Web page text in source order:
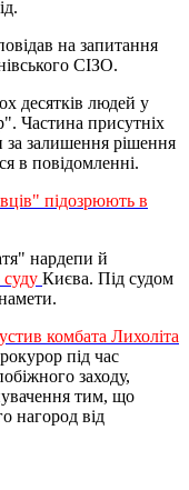
на запитання
СІЗО.
десятків людей у
Частина присутніх
за залишення рішення
в повідомленні.
підозрюють в
нардепи й
суду Києва. Під судом
комбата Лихоліта
під час
заходу,
тим, що
нагород від